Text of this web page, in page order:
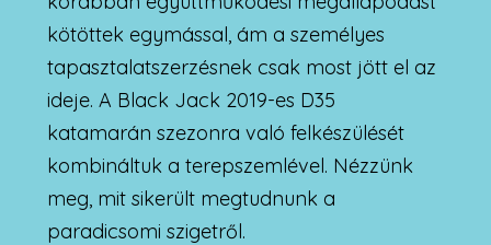
kötöttek egymással, ám a személyes
tapasztalatszerzésnek csak most jött el az
ideje. A Black Jack 2019-es D35
katamarán szezonra való felkészülését
kombináltuk a terepszemlével. Nézzünk
meg, mit sikerült megtudnunk a
paradicsomi szigetről.